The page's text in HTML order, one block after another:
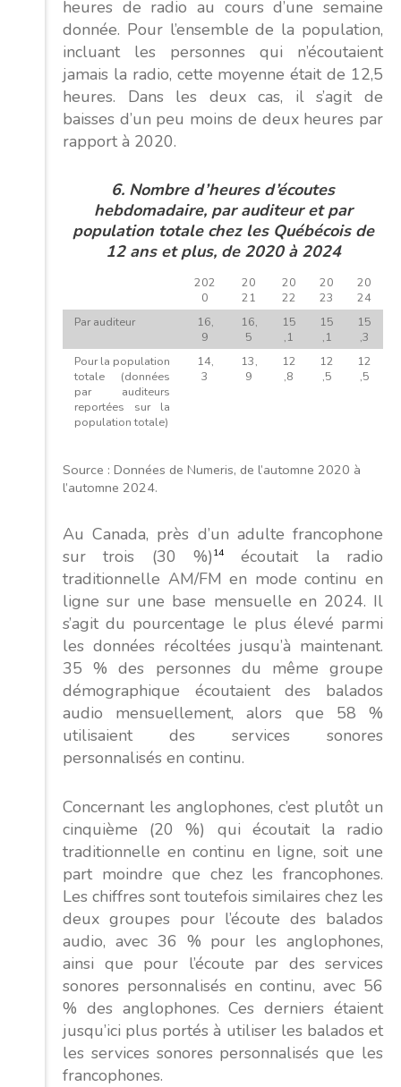
heures de radio au cours d’une semaine
donnée. Pour l’ensemble de la population,
incluant les personnes qui n’écoutaient
jamais la radio, cette moyenne était de 12,5
heures. Dans les deux cas, il s’agit de
baisses d’un peu moins de deux heures par
rapport à 2020.
6. Nombre d’heures d’écoutes
hebdomadaire, par auditeur et par
population totale chez les Québécois de
12 ans et plus, de 2020 à 2024
202
0
20
21
20
22
20
23
20
24
Par auditeur
16,
9
16,
5
15
,1
15
,1
15
,3
Pour la population
totale (données
par auditeurs
reportées sur la
population totale)
14,
3
13,
9
12
,8
12
,5
12
,5
Source : Données de Numeris, de l’automne 2020 à
l’automne 2024.
Au Canada, près d’un adulte francophone
sur trois (30 %) 14
écoutait la radio
traditionnelle AM/FM en mode continu en
ligne sur une base mensuelle en 2024. Il
s’agit du pourcentage le plus élevé parmi
les données récoltées jusqu’à maintenant.
35 % des personnes du même groupe
démographique écoutaient des balados
audio mensuellement, alors que 58 %
utilisaient des services sonores
personnalisés en continu.
Concernant les anglophones, c’est plutôt un
cinquième (20 %) qui écoutait la radio
traditionnelle en continu en ligne, soit une
part moindre que chez les francophones.
Les chiffres sont toutefois similaires chez les
deux groupes pour l’écoute des balados
audio, avec 36 % pour les anglophones,
ainsi que pour l’écoute par des services
sonores personnalisés en continu, avec 56
% des anglophones. Ces derniers étaient
jusqu’ici plus portés à utiliser les balados et
les services sonores personnalisés que les
francophones.